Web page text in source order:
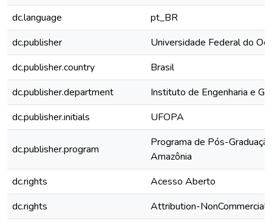
dc.language
pt_BR
dc.publisher
Universidade Federal do
dc.publisher.country
Brasil
dc.publisher.department
Instituto de Engenharia e
dc.publisher.initials
UFOPA
dc.publisher.program
Programa de Pós-
Amazônia
dc.rights
Acesso Aberto
dc.rights
Attribution-